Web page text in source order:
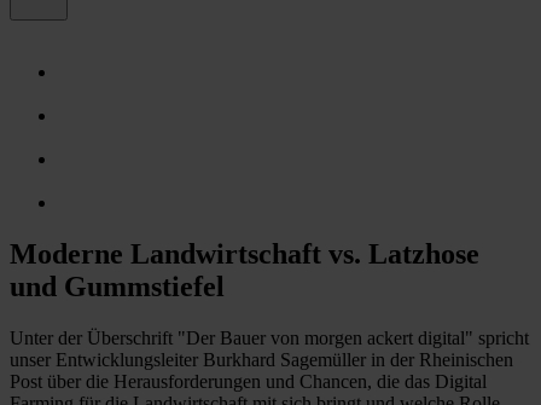
Moderne Landwirtschaft vs. Latzhose
und Gummstiefel
Unter der Überschrift "Der Bauer von morgen ackert digital" spricht
unser Entwicklungsleiter Burkhard Sagemüller in der Rheinischen
Post über die Herausforderungen und Chancen, die das Digital